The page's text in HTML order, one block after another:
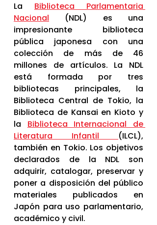
La Biblioteca Parlamentaria
Nacional (NDL) es una
impresionante biblioteca
pública japonesa con una
colección de más de 46
millones de artículos. La NDL
está formada por tres
bibliotecas principales, la
Biblioteca Central de Tokio, la
Biblioteca de Kansai en Kioto y
la Biblioteca Internacional de
Literatura Infantil (ILCL),
también en Tokio. Los objetivos
declarados de la NDL son
adquirir, catalogar, preservar y
poner a disposición del público
materiales publicados en
Japón para uso parlamentario,
académico y civil.